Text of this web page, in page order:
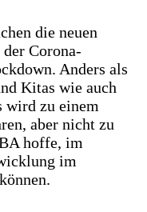
die neuen
Corona-
Anders als
Kitas wie auch
wird zu einem
aber nicht zu
hoffe, im
im